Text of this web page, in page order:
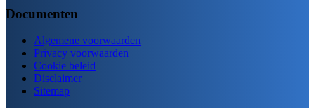
Documenten
Algemene voorwaarden
Privacy voorwaarden
Cookie beleid
Disclaimer
Sitemap